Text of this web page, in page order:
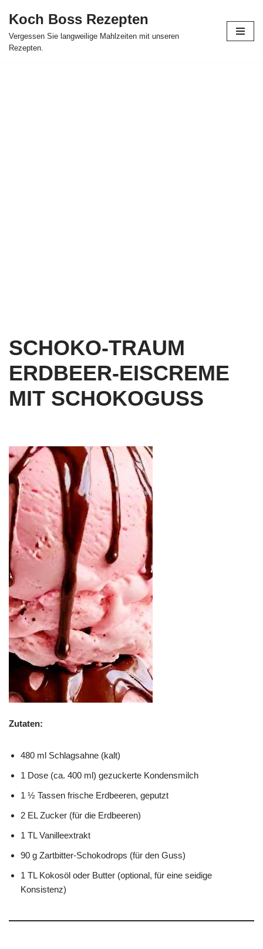
Skip
to
Koch Boss Rezepten
Vergessen Sie langweilige Mahlzeiten mit unseren
Rezepten.
SCHOKO-TRAUM
ERDBEER-EISCREME
MIT SCHOKOGUSS
Zutaten:
480 ml Schlagsahne (kalt)
1 Dose (ca. 400 ml) gezuckerte Kondensmilch
1 ½ Tassen frische Erdbeeren, geputzt
2 EL Zucker (für die Erdbeeren)
1 TL Vanilleextrakt
90 g Zartbitter-Schokodrops (für den Guss)
1 TL Kokosöl oder Butter (optional, für eine seidige
Konsistenz)